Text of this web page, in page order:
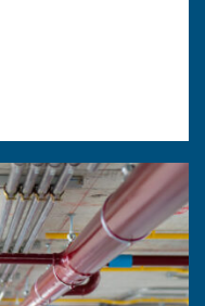
Unterstützung